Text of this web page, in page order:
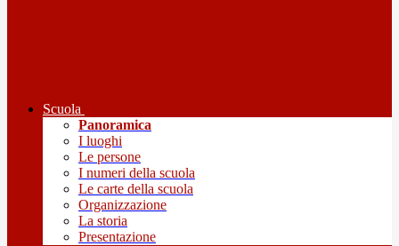
Scuola
Panoramica
I luoghi
Le persone
I numeri della scuola
Le carte della scuola
Organizzazione
La storia
Presentazione